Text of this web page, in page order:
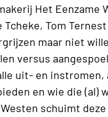
Het Eenzame
Tom
maar niet
versus
uit- en
en wie die (al)
schuimt